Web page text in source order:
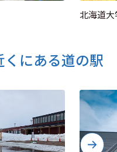
北海道大
にある道の駅